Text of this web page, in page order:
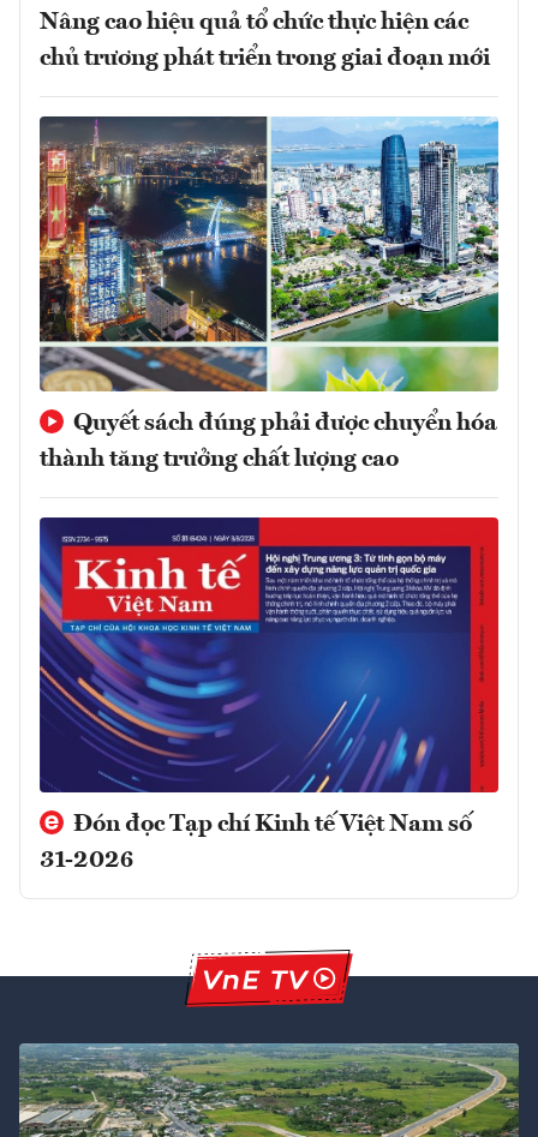
Nâng cao hiệu quả tổ chức thực hiện các
chủ trương phát triển trong giai đoạn mới
Quyết sách đúng phải được chuyển hóa
thành tăng trưởng chất lượng cao
Đón đọc Tạp chí Kinh tế Việt Nam số
31-2026